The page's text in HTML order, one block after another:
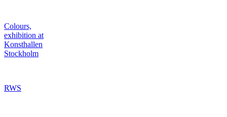
Colours,
exhibition at
Konsthallen
Stockholm
RWS